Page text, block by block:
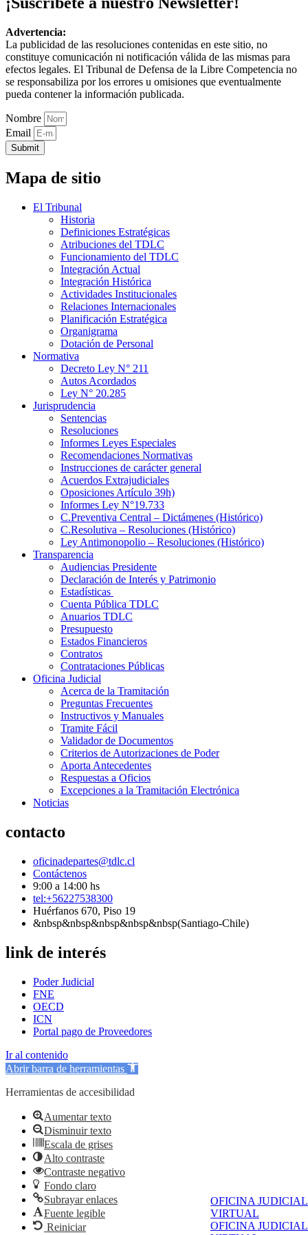
OFICINA JUDICIAL
VIRTUAL
OFICINA JUDICIAL
Advertencia:
La publicidad de las resoluciones contenidas en este sitio, no
constituye comunicación ni notificación válida de las mismas para
efectos legales. El Tribunal de Defensa de la Libre Competencia no
se responsabiliza por los errores u omisiones que eventualmente
pueda contener la información publicada.
Nombre
Email
Submit
Mapa de sitio
El Tribunal
Historia
Definiciones Estratégicas
Atribuciones del TDLC
Funcionamiento del TDLC
Integración Actual
Integración Histórica
Actividades Institucionales
Relaciones Internacionales
Planificación Estratégica
Organigrama
Dotación de Personal
Normativa
Decreto Ley N° 211
Autos Acordados
Ley N° 20.285
Jurisprudencia
Sentencias
Resoluciones
Informes Leyes Especiales
Recomendaciones Normativas
Instrucciones de carácter general
Acuerdos Extrajudiciales
Oposiciones Artículo 39h)
Informes Ley N°19.733
C.Preventiva Central – Dictámenes (Histórico)
C.Resolutiva – Resoluciones (Histórico)
Ley Antimonopolio – Resoluciones (Histórico)
Transparencia
Audiencias Presidente
Declaración de Interés y Patrimonio
Estadísticas
Cuenta Pública TDLC
Anuarios TDLC
Presupuesto
Estados Financieros
Contratos
Contrataciones Públicas
Oficina Judicial
Acerca de la Tramitación
Preguntas Frecuentes
Instructivos y Manuales
Tramite Fácil
Validador de Documentos
Criterios de Autorizaciones de Poder
Aporta Antecedentes
Respuestas a Oficios
Excepciones a la Tramitación Electrónica
Noticias
contacto
oficinadepartes@tdlc.cl
Contáctenos
9:00 a 14:00 hs
tel:+56227538300
Huérfanos 670, Piso 19
&nbsp&nbsp&nbsp&nbsp&nbsp(Santiago-Chile)
link de interés
Poder Judicial
FNE
OECD
ICN
Portal pago de Proveedores
Ir al contenido
Abrir barra de herramientas
Herramientas de accesibilidad
Aumentar texto
Disminuir texto
Escala de grises
Alto contraste
Contraste negativo
Fondo claro
Subrayar enlaces
Fuente legible
Reiniciar